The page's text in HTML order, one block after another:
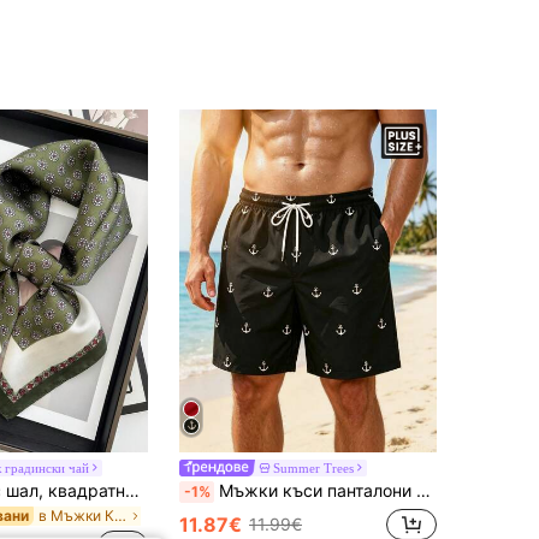
чай
1 бр. Унисекс шал, квадратна лента за глава, шал за глава, шал за врата, бандана, за жени
в Мъжки Кърпи За Коса .
Summer Trees
-1% Мъжки къси панталони голям размер с принт на котва, без подплата, с връзки и еластична талия, наклонени джобове, ежедневни за ваканция, хавайски плажни
11.87€ 11.99€